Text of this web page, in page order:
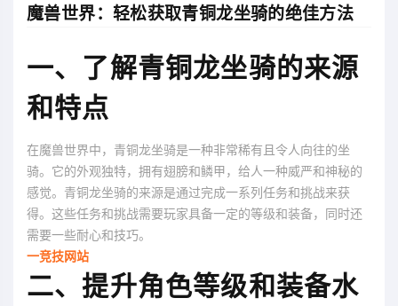
魔兽世界：轻松获取青铜龙坐骑的绝佳方法
一、了解青铜龙坐骑的来源
和特点
在魔兽世界中，青铜龙坐骑是一种非常稀有且令人向往的坐
骑。它的外观独特，拥有翅膀和鳞甲，给人一种威严和神秘的
感觉。青铜龙坐骑的来源是通过完成一系列任务和挑战来获
得。这些任务和挑战需要玩家具备一定的等级和装备，同时还
需要一些耐心和技巧。
一竞技网站
二、提升角色等级和装备水